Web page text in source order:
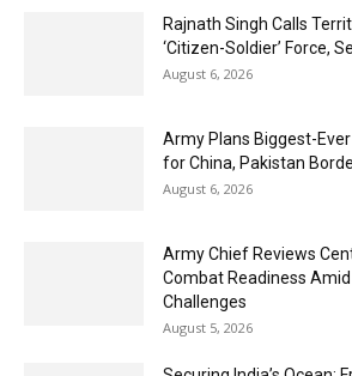
Rajnath Singh Calls
‘Citizen-Soldier’ Force,
August 6, 2026
Army Plans Biggest-
for China, Pakistan
August 6, 2026
Army Chief Reviews
Combat Readiness
Challenges
August 5, 2026